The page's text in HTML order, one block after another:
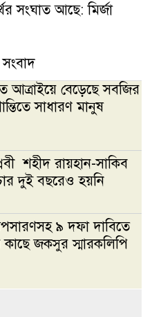
সংঘাত আছে: মির্জা
আত্রাইয়ে বেড়েছে সবজির
সাধারণ মানুষ
শহীদ রায়হান-সাকিব
দুই বছরেও হয়নি
৯ দফা দাবিতে
কাছে জকসুর স্মারকলিপি